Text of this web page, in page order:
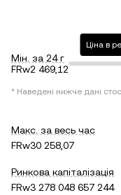
Мін. за 24 г
FRw2 469,12
Ціна в
* Наведені нижче дані
Макс. за весь час
FRw30 258,07
Ринкова капіталізація
FRw3 278 048 657 244